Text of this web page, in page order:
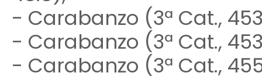
- Carabanzo (3ª Cat.,
- Carabanzo (3ª Cat.,
- Carabanzo (3ª Cat.,